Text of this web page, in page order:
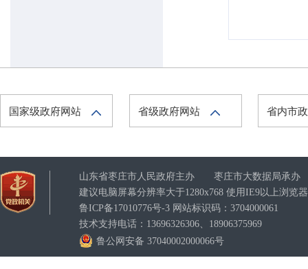
国家级政府网站 省级政府网站 省内市
山东省枣庄市人民政府主办 枣庄市大数据局承办
建议电脑屏幕分辨率大于1280x768 使用IE9以上浏览
鲁ICP备17010776号-3 网站标识码：3704000061
技术支持电话：13696326306、18906375969
鲁公网安备 37040002000066号